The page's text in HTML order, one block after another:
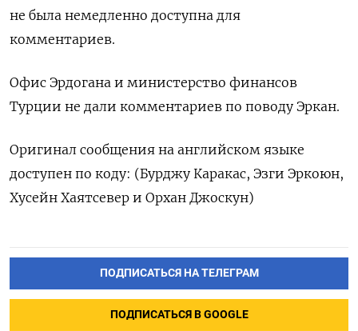
не была немедленно доступна для
комментариев.
Офис Эрдогана и министерство финансов
Турции не дали комментариев по поводу Эркан.
Оригинал сообщения на английском языке
доступен по коду: (Бурджу Каракас, Эзги Эркоюн,
Хусейн Хаятсевер и Орхан Джоскун)
ПОДПИСАТЬСЯ НА ТЕЛЕГРАМ
ПОДПИСАТЬСЯ В GOOGLE